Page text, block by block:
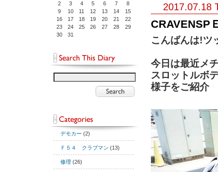
2
3 4 5 6 7
8
9
10 11 12 13 14
15
16
17 18 19 20 21
22
23
24 25 26 27 28
29
30
31
デモカー (2)
Ｆ５４ クラブマン (13)
修理 (26)
2017.07.18
CRAVENSP
こんばんは!ツ
今日は最近メ
スロットルボ
様子をご紹介